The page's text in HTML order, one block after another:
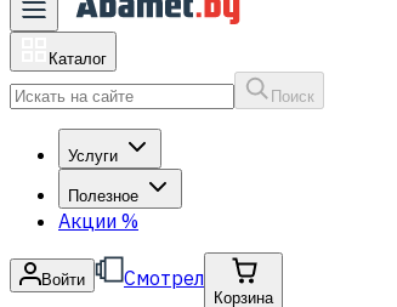
Каталог
Поиск
Услуги
Полезное
Акции %
Войти Смотрел
Корзина